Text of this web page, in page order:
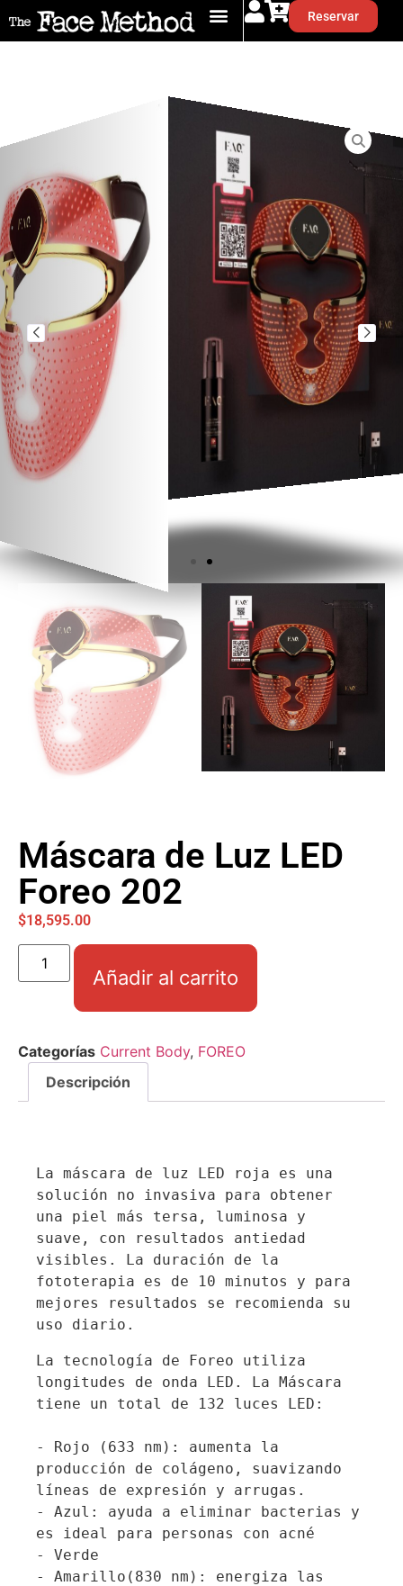
Reservar
Máscara de Luz LED
Foreo 202
$18,595.00
Añadir al carrito
Categorías Current Body, FOREO
Descripción
La máscara de luz LED roja es una
solución no invasiva para obtener
una piel más tersa, luminosa y
suave, con resultados antiedad
visibles. La duración de la
fototerapia es de 10 minutos y para
mejores resultados se recomienda su
La tecnología de Foreo utiliza
longitudes de onda LED. La Máscara
tiene un total de 132 luces LED:
- Rojo (633 nm): aumenta la
producción de colágeno, suavizando
líneas de expresión y arrugas.
- Azul: ayuda a eliminar bacterias y
- Verde
- Amarillo(830 nm): energiza las